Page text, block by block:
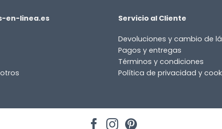
en-linea.es Servicio al Cliente
Devoluciones y cambio de
Pagos y entregas
Términos y condiciones
Política de privacidad y